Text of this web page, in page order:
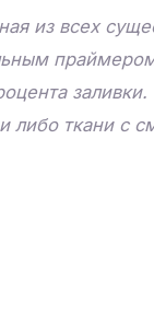
из всех
заливки.
либо ткани с